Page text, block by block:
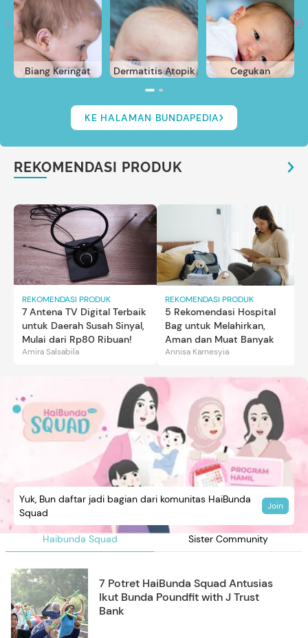
Biang Keringat Dermatitis Atopik Cegukan
KE HALAMAN BUNDAPEDIA
REKOMENDASI PRODUK
REKOMENDASI PRODUK
7 Antena TV Digital Terbaik
untuk Daerah Susah Sinyal,
Mulai dari Rp80 Ribuan!
Amira Salsabila
REKOMENDASI PRODUK
5 Rekomendasi Hospital
Bag untuk Melahirkan,
Aman dan Muat Banyak
Annisa Karnesyia
Haibunda Squad Sister Community
Yuk, Bun daftar jadi bagian dari komunitas HaiBunda
Squad
Join
7 Potret HaiBunda Squad Antusias
Ikut Bunda Poundfit with J Trust
Bank